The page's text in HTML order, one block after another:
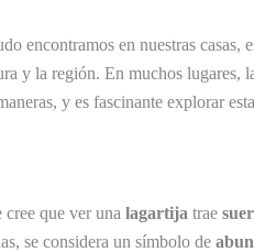
encontramos en nuestras casas,
y la región. En muchos lugares,
y es fascinante explorar
cree que ver una lagartija trae
se considera un símbolo de